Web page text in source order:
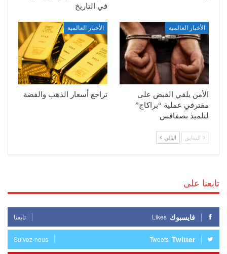
في التاريخ
الأخبار العالمية
الأمن يلقي القبض على
مقترفي عملية “براكاج”
لتلميذ بصفاقس
الأخبار العالمية
تراجع أسعار الذهب والفضة
السابق التالي
تابعنا على
فايسبوك Likes تابعنا
Twitter
Tweets
Suivez-nous